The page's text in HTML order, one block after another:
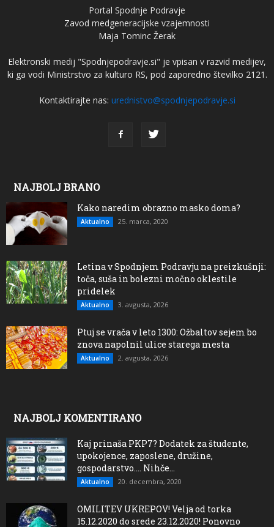
Portal Spodnje Podravje
Zavod medgeneracijske vzajemnosti
Maja Tominc Žerak
Elektronski medij "Spodnjepodravje.si" je vpisan v razvid medijev,
ki ga vodi Ministrstvo za kulturo RS, pod zaporedno številko 2121.
Kontaktirajte nas: urednistvo@spodnjepodravje.si
NAJBOLJ BRANO
Kako naredim obrazno masko doma?
Aktualno 25. marca, 2020
Letina v Spodnjem Podravju na preizkušnji:
toča, suša in bolezni močno oklestile
pridelek
Aktualno 3. avgusta, 2026
Ptuj se vrača v leto 1300: Ožbaltov sejem bo
znova napolnil ulice starega mesta
Aktualno 2. avgusta, 2026
NAJBOLJ KOMENTIRANO
Kaj prinaša PKP7? Dodatek za študente,
upokojence, zaposlene, družine,
gospodarstvo…. Nihče...
Aktualno 20. decembra, 2020
OMILITEV UKREPOV! Velja od torka
15.12.2020 do srede 23.12.2020! Ponovno